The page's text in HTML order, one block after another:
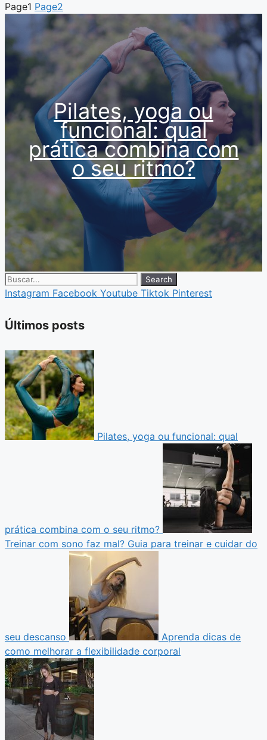
Page1 Page2
Pilates, yoga ou
funcional: qual
prática combina com
o seu ritmo?
Search
Instagram Facebook Youtube Tiktok Pinterest
Últimos posts
Pilates, yoga ou funcional: qual
prática combina com o seu ritmo?
Treinar com sono faz mal? Guia para treinar e cuidar do
seu descanso
Aprenda dicas de
como melhorar a flexibilidade corporal